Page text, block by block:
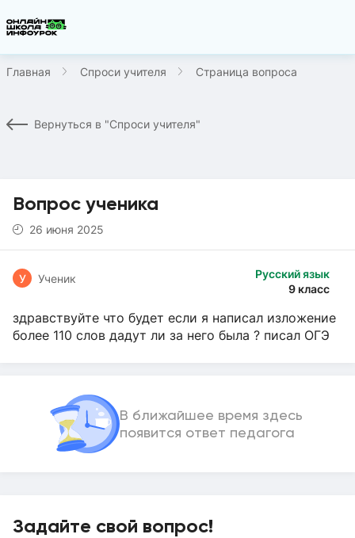
Главная Спроси учителя Страница вопроса
Вернуться в "Спроси учителя"
Вопрос ученика
26 июня 2025
Русский язык
9 класс
У Ученик
здравствуйте что будет если я написал изложение
более 110 слов дадут ли за него была ? писал ОГЭ
В ближайшее время здесь
появится ответ педагога
Задайте свой вопрос!